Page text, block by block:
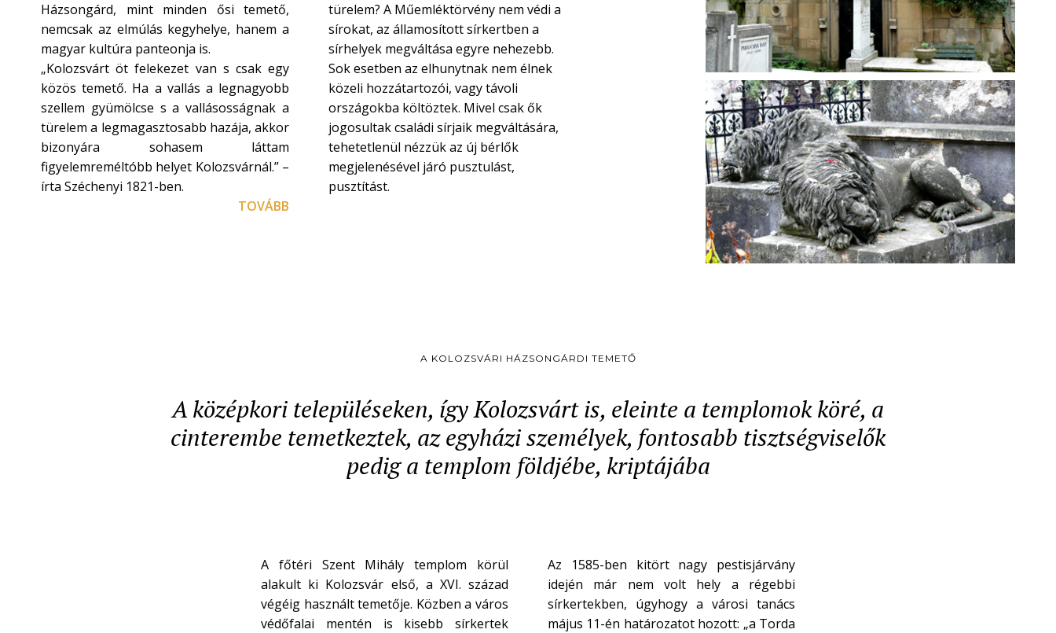
Házsongárd, mint minden ősi temető,
nemcsak az elmúlás kegyhelye, hanem a
magyar kultúra panteonja is.
„Kolozsvárt öt felekezet van s csak egy
közös temető. Ha a vallás a legnagyobb
szellem gyümölcse s a vallásosságnak a
türelem a legmagasztosabb hazája, akkor
bizonyára sohasem láttam
figyelemreméltóbb helyet Kolozsvárnál.” –
írta Széchenyi 1821-ben.
türelem? A Műemléktörvény nem védi a
sírokat, az államosított sírkertben a
sírhelyek megváltása egyre nehezebb.
Sok esetben az elhunytnak nem élnek
közeli hozzátartozói, vagy távoli
országokba költöztek. Mivel csak ők
jogosultak családi sírjaik megváltására,
tehetetlenül nézzük az új bérlők
megjelenésével járó pusztulást,
pusztítást.
TOVÁBB
A KOLOZSVÁRI HÁZSONGÁRDI TEMETŐ
A középkori településeken, így Kolozsvárt is, eleinte a templomok köré, a
cinterembe temetkeztek, az egyházi személyek, fontosabb tisztségviselők
pedig a templom földjébe, kriptájába
A főtéri Szent Mihály templom körül
alakult ki Kolozsvár első, a XVI. század
végéig használt temetője. Közben a város
védőfalai mentén is kisebb sírkertek
Az 1585-ben kitört nagy pestisjárvány
idején már nem volt hely a régebbi
sírkertekben, úgyhogy a városi tanács
május 11-én határozatot hozott: „a Torda